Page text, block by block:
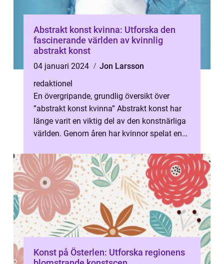
Abstrakt konst kvinna: Utforska den
fascinerande världen av kvinnlig
abstrakt konst
04 januari 2024
Jon Larsson
redaktionel
En övergripande, grundlig översikt över
”abstrakt konst kvinna” Abstrakt konst har
länge varit en viktig del av den konstnärliga
världen. Genom åren har kvinnor spelat en
Konst på Österlen: Utforska regionens